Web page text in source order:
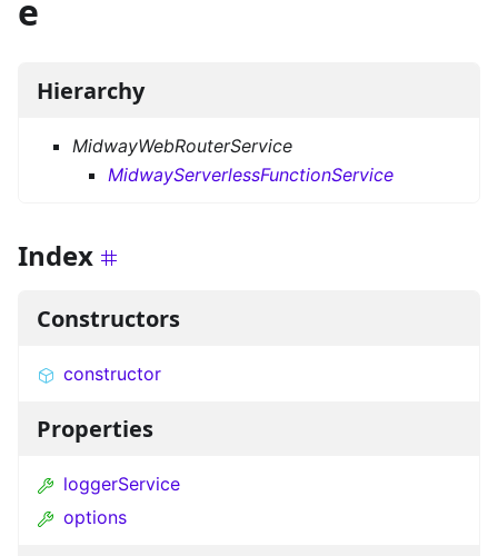
e
Hierarchy
MidwayWebRouterService
MidwayServerlessFunctionService
Index
Constructors
constructor
Properties
loggerService
options